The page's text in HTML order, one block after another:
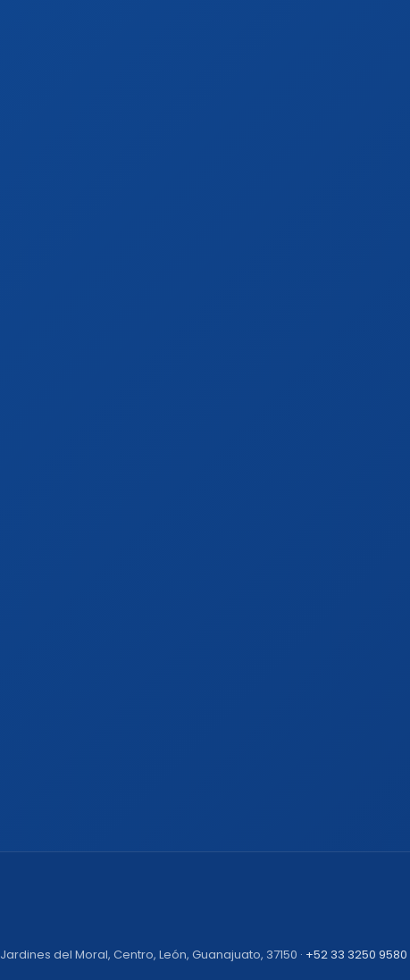
Jardines del Moral, Centro, León, Guanajuato, 37150 · +52 33 3250 9580